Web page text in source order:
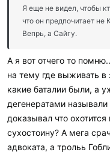
Я еще не видел, чтобы
что он предпочитает
Вепрь, а Сайгу.
А я вот отчего то
на тему где выживать
какие баталии были, а
дегенератами
доказывал что
сухостоину? А мега
адвоката, а трольь